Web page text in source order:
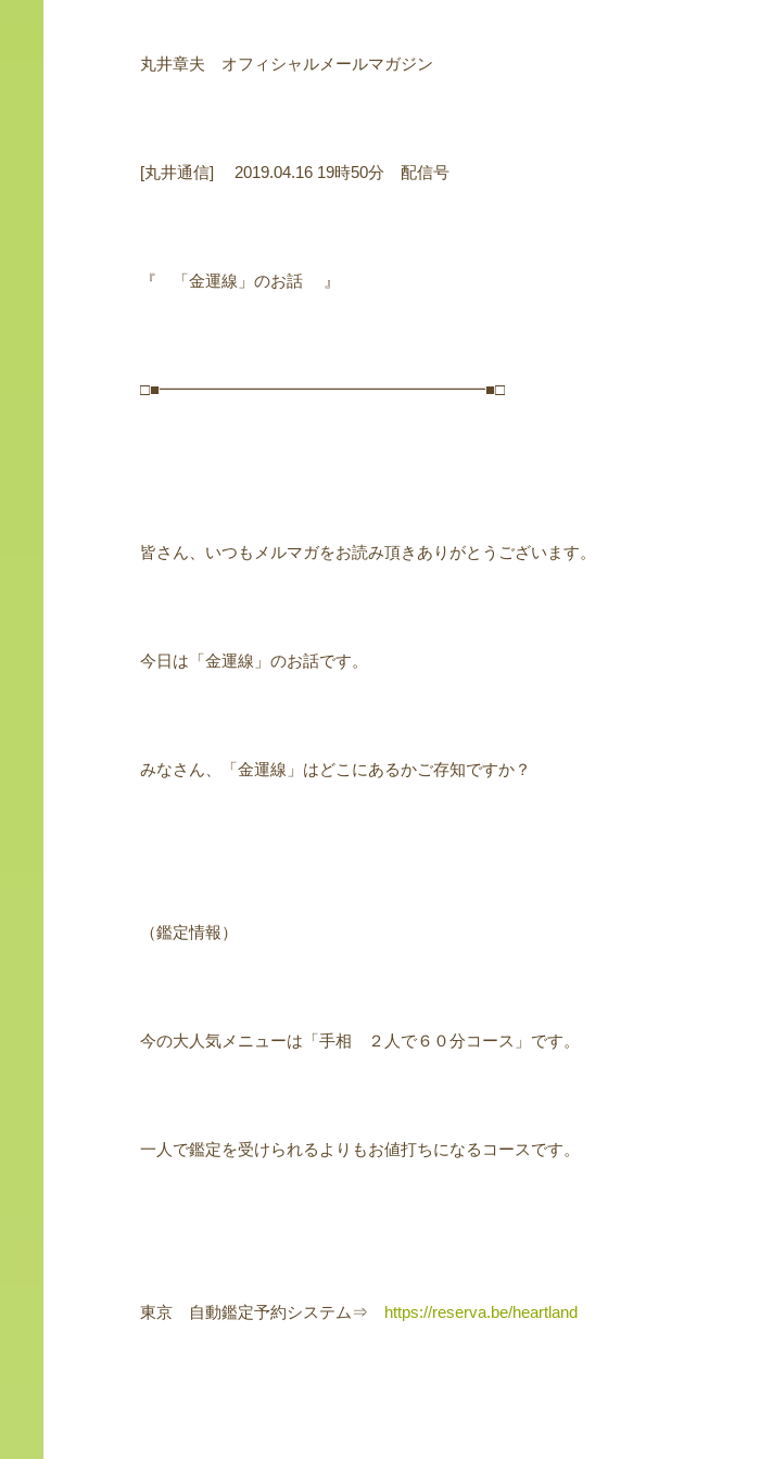
丸井章夫 オフィシャルメールマガジン
[丸井通信] 2019.04.16 19時50分 配信号
『 「金運線」のお話 』
□■━━━━━━━━━━━━━━━━━━━━■□
皆さん、いつもメルマガをお読み頂きありがとうございます。
今日は「金運線」のお話です。
みなさん、「金運線」はどこにあるかご存知ですか？
（鑑定情報）
今の大人気メニューは「手相 ２人で６０分コース」です。
一人で鑑定を受けられるよりもお値打ちになるコースです。
東京 自動鑑定予約システム⇒ https://reserva.be/heartland